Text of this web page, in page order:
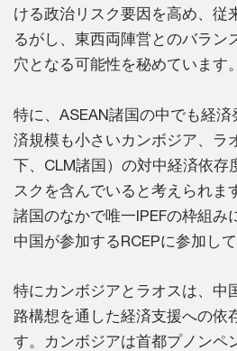
ける政治リスク要因を高め、従
るがし、東西両陣営とのバラン
穴となる可能性を秘めています。
特に、ASEAN諸国の中でも経
済規模も小さいカンボジア、ラ
下、CLM諸国）の対中経済依存
スクを含んでいると考えられま
諸国のなかで唯一IPEFの枠組み
中国が参加するRCEPに参加して
特にカンボジアとラオスは、中
路構想を通した経済支援への依
す。カンボジアは首都プノンペ